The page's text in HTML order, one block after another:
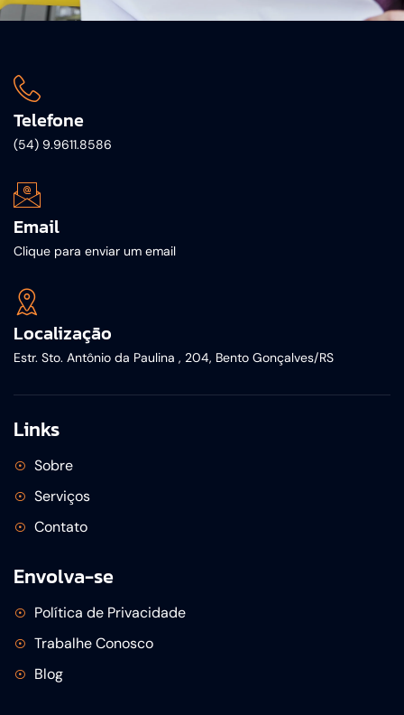
Telefone
(54) 9.9611.8586
Email
Clique para enviar um email
Localização
Estr. Sto. Antônio da Paulina , 204, Bento Gonçalves/RS
Links
Sobre
Serviços
Contato
Envolva-se
Política de Privacidade
Trabalhe Conosco
Blog